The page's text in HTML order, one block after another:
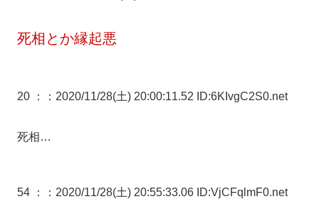
死相とか縁起悪
20 ： ：2020/11/28(土) 20:00:11.52 ID:6KIvgC2S0.net
死相…
54 ： ：2020/11/28(土) 20:55:33.06 ID:VjCFqlmF0.net